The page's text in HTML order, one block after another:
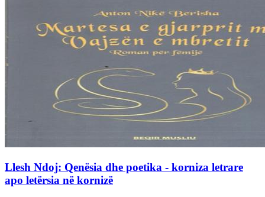
Llesh Ndoj: Qenësia dhe poetika - korniza letrare
apo letërsia në kornizë